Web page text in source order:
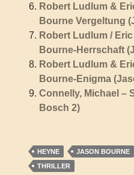
Robert Ludlum &
Bourne Vergeltung
Robert Ludlum /
Bourne-Herrschaft
Robert Ludlum &
Bourne-Enigma
Connelly, Michael –
Bosch 2)
HEYNE JASON BOURNE
THRILLER